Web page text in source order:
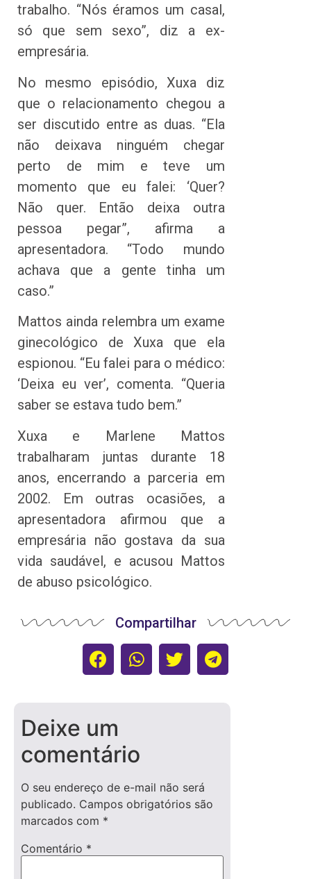
trabalho. “Nós éramos um casal,
só que sem sexo”, diz a ex-
empresária.
No mesmo episódio, Xuxa diz
que o relacionamento chegou a
ser discutido entre as duas. “Ela
não deixava ninguém chegar
perto de mim e teve um
momento que eu falei: ‘Quer?
Não quer. Então deixa outra
pessoa pegar”, afirma a
apresentadora. “Todo mundo
achava que a gente tinha um
caso.”
Mattos ainda relembra um exame
ginecológico de Xuxa que ela
espionou. “Eu falei para o médico:
‘Deixa eu ver’, comenta. “Queria
saber se estava tudo bem.”
Xuxa e Marlene Mattos
trabalharam juntas durante 18
anos, encerrando a parceria em
2002. Em outras ocasiões, a
apresentadora afirmou que a
empresária não gostava da sua
vida saudável, e acusou Mattos
de abuso psicológico.
Compartilhar
Deixe um
comentário
O seu endereço de e-mail não será
publicado. Campos obrigatórios são
marcados com *
Comentário *